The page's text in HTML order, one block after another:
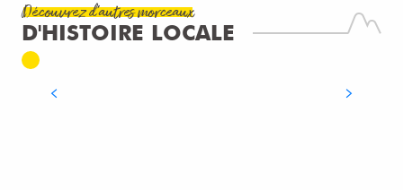
Découvrez d'autres morceaux
D'HISTOIRE LOCALE
et de légendes. Mais connaissez-vous tous les
secrets qu’ils cachent ? Entre récits du passé et